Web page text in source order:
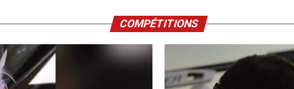
COMPÉTITIONS